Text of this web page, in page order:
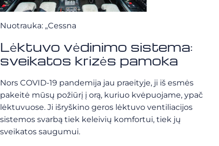
Nuotrauka: „Cessna
Lėktuvo vėdinimo sistema:
sveikatos krizės pamoka
Nors COVID-19 pandemija jau praeityje, ji iš esmės
pakeitė mūsų požiūrį į orą, kuriuo kvėpuojame, ypač
lėktuvuose. Ji išryškino geros lėktuvo ventiliacijos
sistemos svarbą tiek keleivių komfortui, tiek jų
sveikatos saugumui.